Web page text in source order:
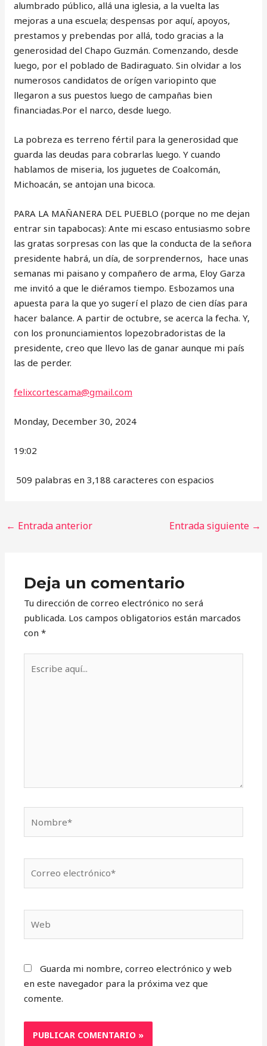
alumbrado público, allá una iglesia, a la vuelta las
mejoras a una escuela; despensas por aquí, apoyos,
prestamos y prebendas por allá, todo gracias a la
generosidad del Chapo Guzmán. Comenzando, desde
luego, por el poblado de Badiraguato. Sin olvidar a los
numerosos candidatos de orígen variopinto que
llegaron a sus puestos luego de campañas bien
financiadas.Por el narco, desde luego.
La pobreza es terreno fértil para la generosidad que
guarda las deudas para cobrarlas luego. Y cuando
hablamos de miseria, los juguetes de Coalcomán,
Michoacán, se antojan una bicoca.
PARA LA MAÑANERA DEL PUEBLO (porque no me dejan
entrar sin tapabocas): Ante mi escaso entusiasmo sobre
las gratas sorpresas con las que la conducta de la señora
presidente habrá, un día, de sorprendernos, hace unas
semanas mi paisano y compañero de arma, Eloy Garza
me invitó a que le diéramos tiempo. Esbozamos una
apuesta para la que yo sugerí el plazo de cien días para
hacer balance. A partir de octubre, se acerca la fecha. Y,
con los pronunciamientos lopezobradoristas de la
presidente, creo que llevo las de ganar aunque mi país
las de perder.
felixcortescama@gmail.com
Monday, December 30, 2024
19:02
509 palabras en 3,188 caracteres con espacios
← Entrada anterior Entrada siguiente →
Deja un comentario
Tu dirección de correo electrónico no será
publicada. Los campos obligatorios están marcados
con*
aquí...
electrónico*
Guarda mi nombre, correo electrónico y web
en este navegador para la próxima vez que
comente.